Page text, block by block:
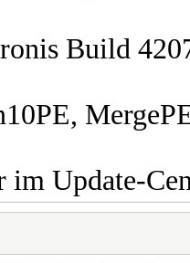
Build
im Update-